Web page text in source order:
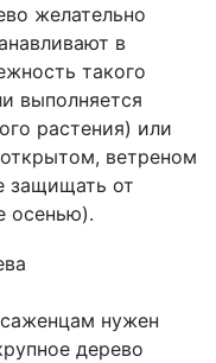
желательно
в
такого
выполняется
растения) или
ветреном
защищать от
осенью).
нужен
дерево